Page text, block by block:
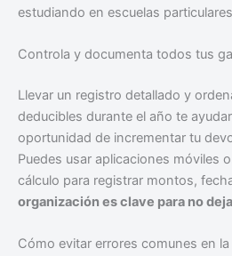
estudiando en escuelas
Controla y documenta todos tus
Llevar un registro detallado y
deducibles durante el año te
oportunidad de incrementar tu
Puedes usar aplicaciones móviles
cálculo para registrar montos,
organización es clave para no
Cómo evitar errores comunes en